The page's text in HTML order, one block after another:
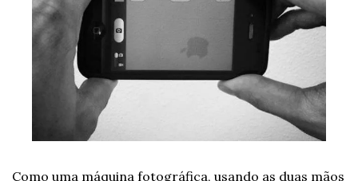
Como uma máquina fotográfica, usando as duas mãos